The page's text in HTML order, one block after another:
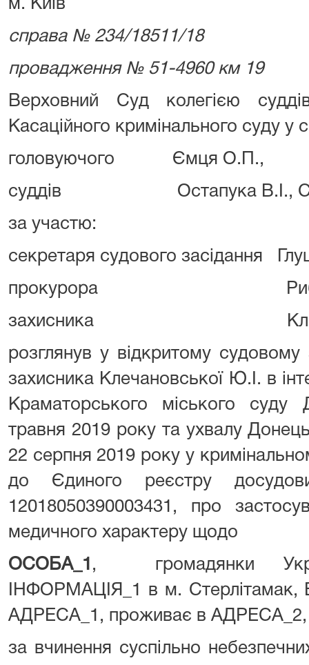
м. Київ
справа № 234/18511/18
провадження № 51-4960 км 19
Верховний Суд колегією
Касаційного кримінального суду у
головуючого Ємця О.П.,
суддів Остапука В.І.,
за участю:
секретаря судового засідання
прокурора
захисника
розглянув у відкритому судовому
захисника Клечановської Ю.І. в
Краматорського міського суду
травня 2019 року та ухвалу
22 серпня 2019 року у
до Єдиного реєстру
12018050390003431, про
медичного характеру щодо
ОСОБА_1 , громадянки
ІНФОРМАЦІЯ_1 в м. Стерлітамак,
АДРЕСА_1, проживає в АДРЕСА_2,
за вчинення суспільно